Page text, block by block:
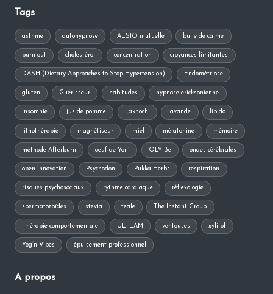
Tags
asthme autohypnose AÉSIO mutuelle bulle de calme
burn-out cholestérol concentration croyances limitantes
DASH (Dietary Approaches to Stop Hypertension) Endométriose
gluten Guérisseur habitudes hypnose ericksonienne
insomnie jus de pomme Lakhochi lavande libido
lithothérapie magnétiseur miel mélatonine mémoire
méthode Afterburn oeuf de Yoni OLY Be ondes cérébrales
open innovation Psychodon Pukka Herbs respiration
risques psychosociaux rythme cardiaque réflexologie
spermatozoïdes stevia teale The Instant Group
Thérapie comportementale ULTEAM ventouses xylitol
Yog’n Vibes épuisement professionnel
A propos